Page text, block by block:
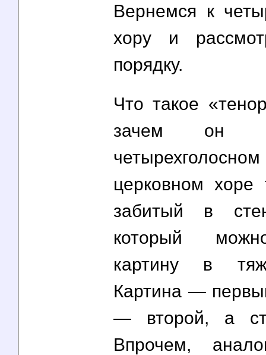
Вернемся к
хору и
порядку.
Что такое
зачем он
церковном
забитый в
который
картину в
Картина —
— второй, а
Впрочем,